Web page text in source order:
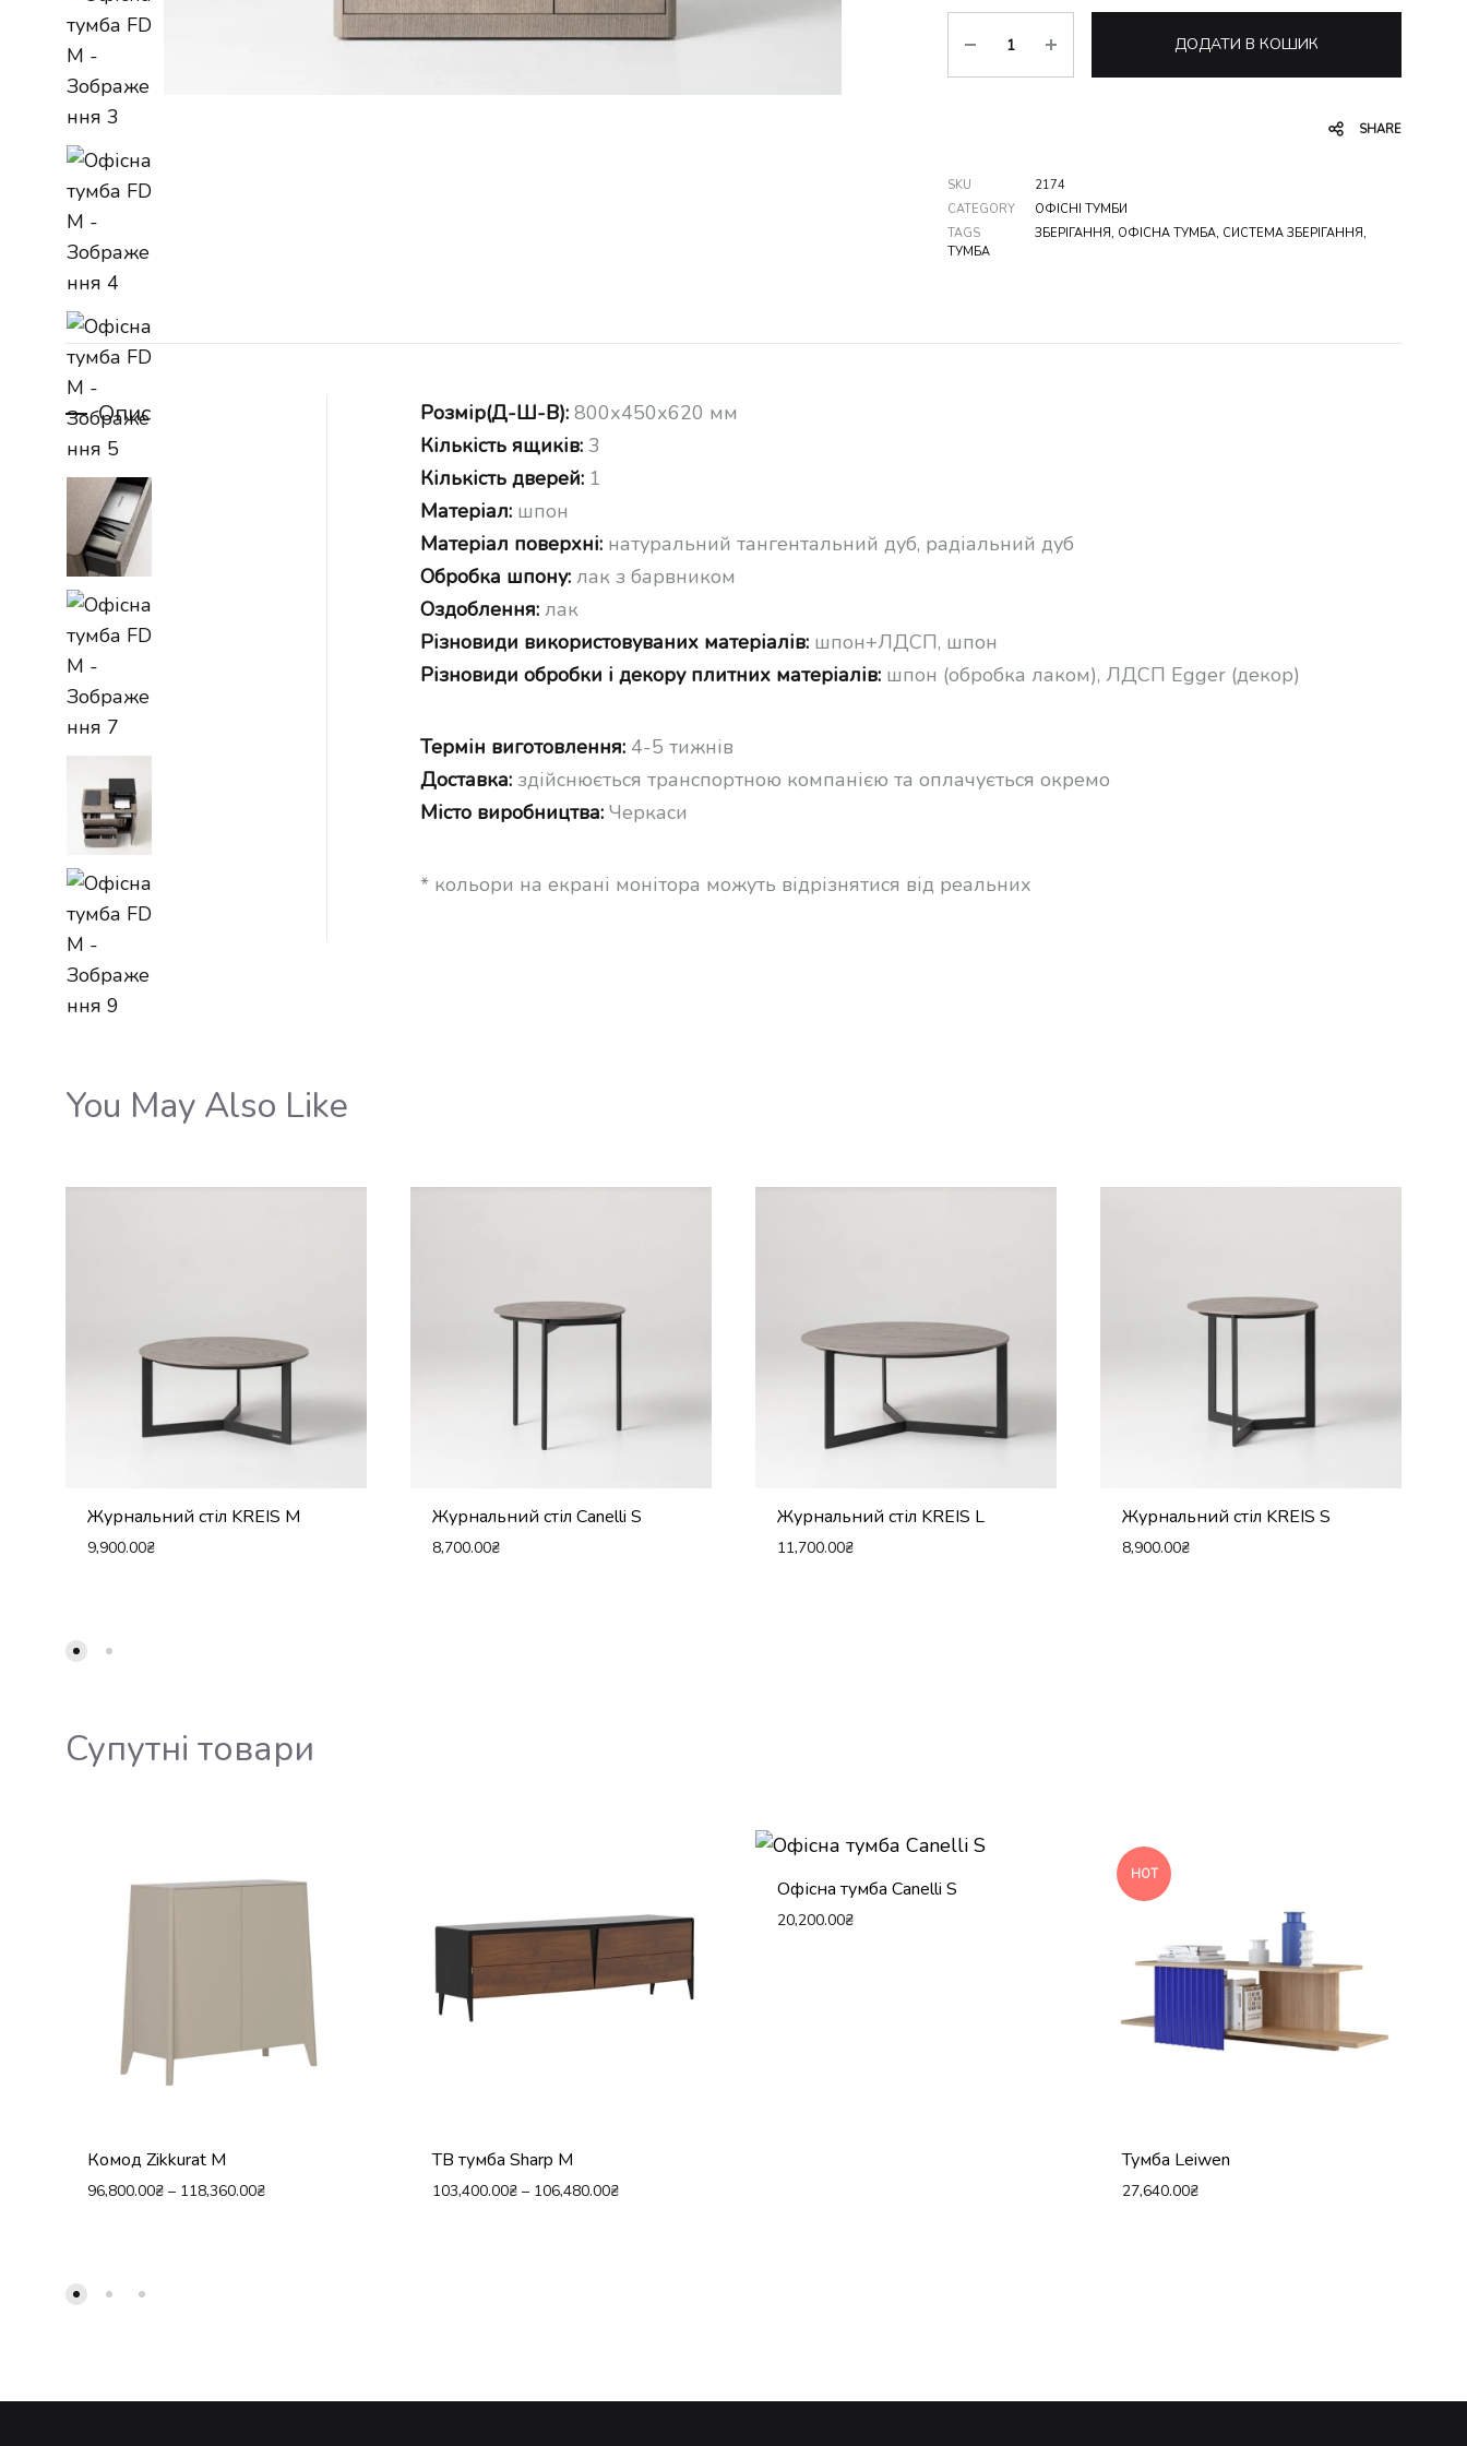
ДОДАТИ В КОШИК
SHARE
SKU
2174
CATEGORY
ОФІСНІ ТУМБИ
TAGS
ЗБЕРІГАННЯ, ОФІСНА ТУМБА, СИСТЕМА ЗБЕРІГАННЯ,
ТУМБА
Опис Розмір(Д-Ш-В): 800х450х620 мм
Кількість ящиків: 3
Кількість дверей: 1
Матеріал: шпон
Матеріал поверхні: натуральний тангентальний дуб, радіальний дуб
Обробка шпону: лак з барвником
Оздоблення: лак
Різновиди використовуваних матеріалів: шпон+ЛДСП, шпон
Різновиди обробки і декору плитних матеріалів: шпон (обробка лаком), ЛДСП Egger (декор)
Термін виготовлення: 4-5 тижнів
Доставка: здійснюється транспортною компанією та оплачується окремо
Місто виробництва: Черкаси
* кольори на екрані монітора можуть відрізнятися від реальних
You May Also Like
Журнальний стіл KREIS M
9,900.00₴
Журнальний стіл Canelli S
8,700.00₴
Журнальний стіл KREIS L
11,700.00₴
Журнальний стіл KREIS S
8,900.00₴
Супутні товари
Комод Zikkurat М
96,800.00₴ – 118,360.00₴
ТВ тумба Sharp М
103,400.00₴ – 106,480.00₴
Офісна тумба Canelli S
20,200.00₴
HOT
Тумба Leiwen
27,640.00₴